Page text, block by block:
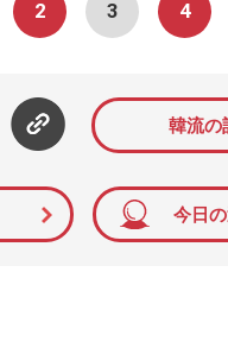
2 3 4
韓流の
今日